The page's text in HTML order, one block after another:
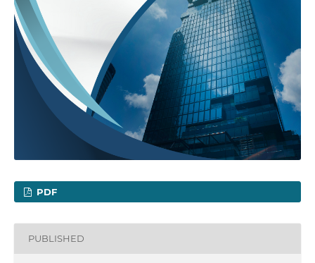
PDF
PUBLISHED